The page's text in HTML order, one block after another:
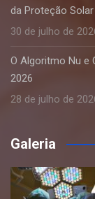
da Proteção
30 de julho de
O Algoritmo Nu e
2026
28 de julho de
Galeria